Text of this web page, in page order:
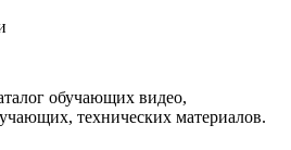
обучающих видео,
технических материалов.